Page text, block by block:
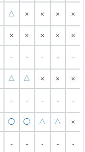
△ × × × ×
× × × × ×
- - - - -
△ △ × × ×
- - - - -
◯ ◯ △ △ ×
- - - - -